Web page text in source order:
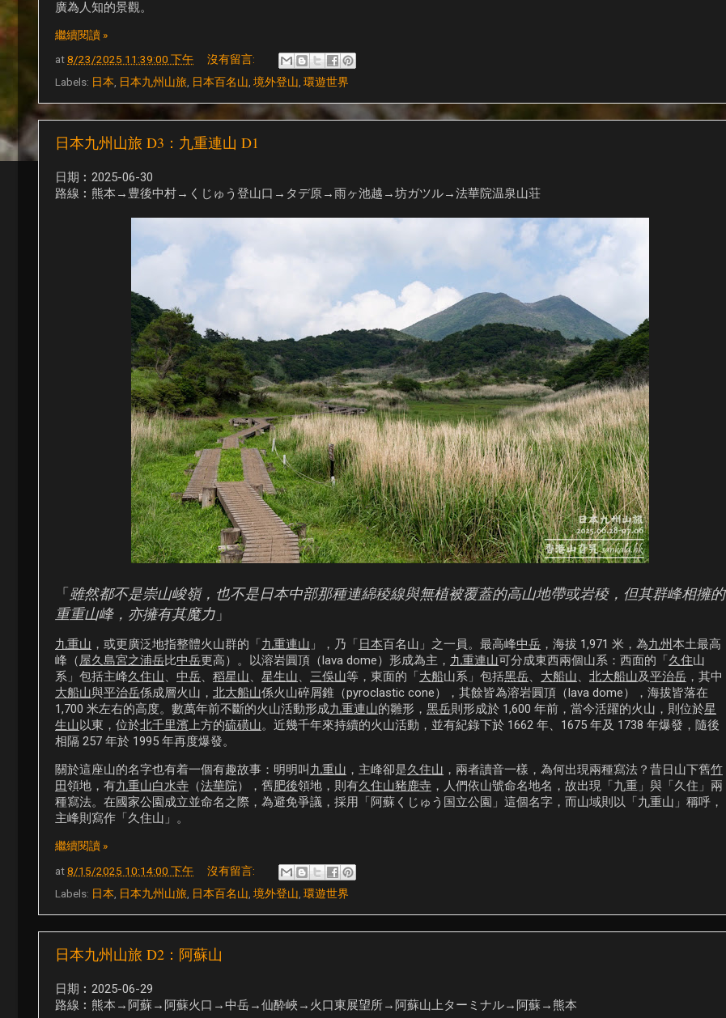
廣為人知的景觀。
繼續閱讀 »
at8/23/2025 11:39:00 下午
沒有留言:
Labels: 日本, 日本九州山旅, 日本百名山, 境外登山, 環遊世界
日本九州山旅 D3：九重連山 D1
日期︰2025-06-30
路線︰熊本→豊後中村→くじゅう登山口→タデ原→雨ヶ池越→坊ガツル→法華院温泉山荘
「 雖然都不是崇山峻嶺，也不是日本中部那種連綿稜線與無植被覆蓋的高山地帶或岩稜，但其群峰相擁的
重重山峰，亦擁有其魔力 」
九重山 ，或更廣泛地指整體火山群的「 九重連山 」，乃「 日本百名山」之一員。最高峰中岳 ，海拔 1,971 米，為九州本土最高
峰（屋久島宮之浦岳比中岳更高）。以溶岩圓頂（lava dome）形成為主， 九重連山可分成東西兩個山系：西面的「 久住山
系」包括主峰久住山、 中岳、 稻星山、 星生山、 三俁山等，東面的「 大船山系」包括黑岳、 大船山、 北大船山及平治岳 ，其中
大船山與平治岳係成層火山， 北大船山係火山碎屑錐（pyroclastic cone），其餘皆為溶岩圓頂（lava dome），海拔皆落在
1,700 米左右的高度。數萬年前不斷的火山活動形成九重連山的雛形， 黑岳則形成於 1,600 年前，當今活躍的火山，則位於星
生山以東，位於北千里濱上方的硫磺山。近幾千年來持續的火山活動，並有紀錄下於 1662 年、1675 年及 1738 年爆發，隨後
相隔 257 年於 1995 年再度爆發。
關於這座山的名字也有着一個有趣故事：明明叫 九重山 ，主峰卻是久住山 ，兩者讀音一樣，為何出現兩種寫法？昔日山下舊竹
田領地，有九重山白水寺 （法華院），舊肥後領地，則有久住山豬鹿寺 ，人們依山號命名地名，故出現「九重」與「久住」兩
種寫法。在國家公園成立並命名之際，為避免爭議，採用「阿蘇くじゅう国立公園」這個名字，而山域則以「九重山」稱呼，
主峰則寫作「久住山」。
繼續閱讀 »
at8/15/2025 10:14:00 下午
沒有留言:
Labels: 日本 日本九州山旅 日本百名山 境外登山 環遊世界
日本九州山旅 D2：阿蘇山
日期︰2025-06-29
路線︰熊本→阿蘇→阿蘇火口→中岳→仙酔峽→火口東展望所→阿蘇山上ターミナル→阿蘇→熊本